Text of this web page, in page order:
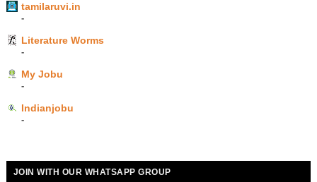
tamilaruvi.in
-
Literature Worms
-
My Jobu
-
Indianjobu
-
JOIN WITH OUR WHATSAPP GROUP